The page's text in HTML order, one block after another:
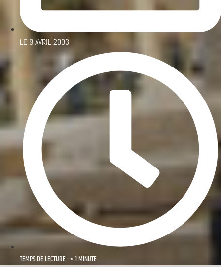
LE 9 AVRIL 2003
TEMPS DE LECTURE : < 1 MINUTE